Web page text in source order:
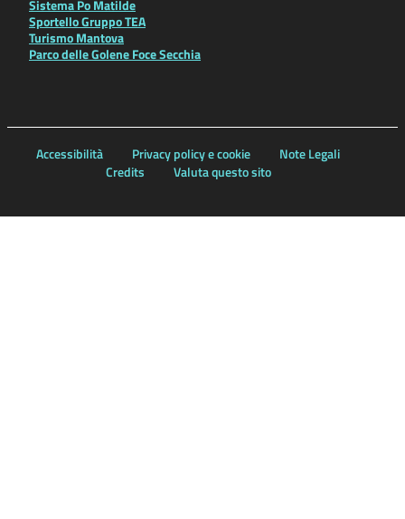
Sistema Po Matilde
Sportello Gruppo TEA
Turismo Mantova
Parco delle Golene Foce Secchia
Accessibilità Privacy policy e cookie
Note Legali
Credits
Valuta questo sito